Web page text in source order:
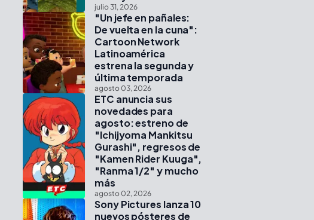
julio 31, 2026
"Un jefe en pañales:
De vuelta en la cuna":
Cartoon Network
Latinoamérica
estrena la segunda y
última temporada
agosto 03, 2026
ETC anuncia sus
novedades para
agosto: estreno de
"Ichijyoma Mankitsu
Gurashi", regresos de
"Kamen Rider Kuuga",
"Ranma 1/2" y mucho
más
agosto 02, 2026
Sony Pictures lanza 10
nuevos pósteres de